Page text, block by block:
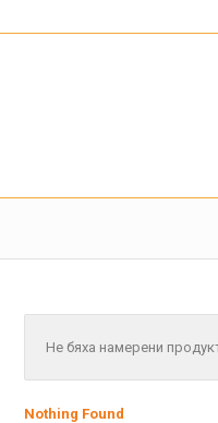
Не бяха намерени
Nothing Found